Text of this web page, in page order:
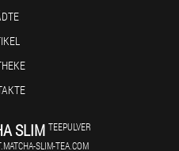
SLIM TEEPULVER
SLIM-TEA.COM